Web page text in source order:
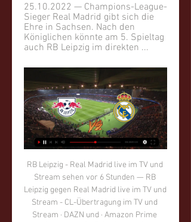
25.10.2022 — Champions-League-
Sieger Real Madrid gibt sich die
Ehre in Sachsen. Nach den
Königlichen könnte am 5. Spieltag
auch RB Leipzig im direkten ...
RB Leipzig - Real Madrid live im TV und Stream sehen vor 6 Stunden — RB Leipzig gegen Real Madrid live im TV und Stream - CL-Übertragung im TV und Stream · DAZN und · Amazon Prime Video statt. · DAZN zeigt dabei ...

RB Leipzig vs. Real Madrid live im TV und Stream vor 15 Stunden — So sehen Sie RB Leipzig gegen Real Madrid live im TV und Stream. RB Leipzig hat in der Champions League das womöglich schwerste Los gezogen.

Borussia Dortmund – FSV Mainz 05 LIVE dabei mit www.Liveticker.TV Beginnt jetzt das große Zittern? Fußball-Deutschland hat doch eigentlich nur darauf gewartet, dass Dortmund irgendwann in …

Abschlusstraining und PK: RB Leipzig vs. Real Madrid vor 14 Stunden — Das Training und die Medienrunde vor der Partie von RB Leipzig gegen Real Madrid | Verfolgt die wichtigen Termine live im Stream!

Die evangelische Johanneskirche Stadtkirche Düsseldorf ist eine offene Citykirche. Angebot und regelmäßige Öffnungszeiten richten sich an Menschen, die in der Stadt unterwegs sind und gerne mal wieder eine Kirche betreten möchten.

Fußball-Bundesliga-Aufstieger Wacker Innsbruck hat Tormann Hidajet Hankic verpflichtet. Der 23-Jährige kommt ablösefrei von Zweitligist Blau Weiß Linz und unterschrieb einen Einjahresvertrag mit Option, wie die Tiroler am Donnerstag mitteilten. Hankic absolvierte bisher 73 Spiele in der

St. Johann/W. Die SV Guntamatic Ried bestreitet am kommenden Donnerstag, dem 5. Oktober, ein Benefizspiel gegen den UFC Saiga Hans, der in seinem Team mit weiteren Kickern aus dem Bezirk Braunau antreten wird. Ankick ist um 16.30 Uhr auf dem Sportplatz der Union St. Johann am Walde. Der Erlös des

Ekstraklasa Frauen Polen Das neueste Ergebnis der Liga ist vom Spiel KPR Ruch Chorzow - KGHM Mertaco Zaglebie Lubin, 18:33 am 16.10.2019. Das nächste Ekstraklasa Frauen Spiel findet am 19.10.2019, 17:00 Uhr statt, KPR Kobierzyce ist zu Gast bei EKS Start Elblag.

8 01:56:27 1072 MNLA: TSV St. Otmar St. Gallen - GC Amicitia Zürich (08.09.2019 17:00) Download: Link Veröffentlichungsdatum: 08/09/2019 Folgen Sie uns Folgen Ähnliche Videos 02:09:35 SPL1: HSC Kreuzlingen - GC Amicitia Zürich (26.10.2019 16:00)

Berita Club Brugge - Dua laga tanpa. Link Live Streaming Liga Champions: Real Madrid Vs Club Brugge. Real Madrid akan menjamu Club Brugge di Santiago Bernabeu,. Club Brugge Vs LASK Linz 2-1. 08:49. Dunia 21 Agu 2019 10:20 VIDEO: Highlights Liga ChampioBuchen sie einen Termin mit Dr. Valentin Jaroschka, Pathologie. Auch Telefonnummer, Öffnungszeiten, Ausbildung, Auszeichnungen, Empfehlungen und Feedback.

RB Leipzig vs. Real Madrid live: Übertragung im TV, vor 16 Stunden — Das Hinspiel zwischen RB Leipzig und Real Madrid im Achtelfinale der Champions League wird von Amazon Prime Video im Livestream übertragen. DAZN ...

Deutschland dänemark u21 - can Diese Entscheidungen sind noch offen Noch zwei Spieltage, dann war es das auch schon wieder mit der Nations League. Kempf …

Unsere Projekte Jahrelange Leidenschaft in Bildern. Ob Film, Web, App oder Animation – jedes einzelne Projekt in unserer kleinen Galerie wurde mit viel Liebe zum Detail konzipiert, gestaltet und bis zur maximalen Zufriedenheit unserer Kunden geschliffen.

RB Leipzig - Real Übertragung: TV, Stream, Uhrzeit vor 23 Stunden — Red Bull Arena, Leipzig. Übertragung: Amazon Prime Video. Datum & Uhrzeit: Wann ist RB Leipzig gegen Real Madrid? In dieser Woche geht die ...

Heute Abend um 20.30 Uhr MESZ trifft die deutsche U19-Frauenfußball-Nationalelf in ihrem ersten Spiel der Eliterunde in Gruppe 1 auf die Republik Irland. Das Spiel wird im Live-Stream übertragen. Das Spiel …

Handball Damen: ATV Trofaiach SG – UHC Eggenburg. Mit diesem Sieg gegen den UHC Eggenburg konnte man sich eindrucksvoll für die 26 : 22 – Auswärtsniederlage revanchieren. Von Beginn an setzte man an diesem 09.12.2012 auf Tempo. Angetrieben über Spielmacherin Carina Edlinger wurden viele tolle Chancen herausgespielt und auch abgeschlossen.

Auch Kevin Moderer zu den Black Wings. Jetzt ist es fix: Nach Olivier Latendresse verlässt auch Kevin Moderer die 99ers in Richtung Linz. Der Stürmer hat bei den Black Wings bereits unterschrieben, die Oberösterreicher (stehen aktuell ja im EBEL-Halbfinale gegen Wien) wollen es allerdings erst nach der Saison offiziell machen.

Letzte Änderung am 11.01.2013 11:13:45 von [Unbekannter Nutzer] Link zu dieser Seite: http://sis-handball.at/Default.aspx?view=AlleSpiele&Liga.

Dieser Artikel beschreibt die A-Jugend Handball-Bundesliga 2018/19, zum Juniorinnenwettbewerb siehe A-Juniorinnen Handball-Bundesliga 2018/19.

ece-bulls Kapfenberg, Wiener Straße 35a – ece Einkaufs-Centrum. Die ece bulls sind eine einzigartige Bewegung, die in jeder einzelnen Familie der Region jemanden persönlich berührt. Wir sind ein Sportverein in Kapfenberg, der Basketball, Handball und Eishockey organisiert.

Der Berner war in Nashville während Jahren unterbezahlt.. Der EHC Biel triumphiert gegen Kantonsrivale SC Bern dank einem Treffer kurz vor Schluss.. Leben in Vegas, der Amoklauf – und eine Autofahrt; Kein Gegner soll sich mehr auf Kloten freuen

RB Leipzig – Real Madrid: Übertragung zur Champions vor 8 Stunden — RB Leipzig – Real Madrid: Übertragung zur Champions League im TV und Livestream Leipzig gegen Real übertragen. Auch auf Sky Austria wird die Partie zu sehen ...

Ausstellung unserer Überdachungen. Gerne können Sie sich vor Ort von unseren Systemen überzeugen. Erkunden Sie in aller Ruhe unsere verschiedenen Systeme, die Farben, die Möglichkeiten einer Sonderausstattung oder unsere diversen Markisen.

Der EV Zug beruhigt die Nerven nach dem Fehlstart in die Saison mit einem Sieg nach Penaltyschiessen gegen den HC Lugano. Für die Tessiner ist es der erste Punktgewinn der Saison.

Die Login-Seiten der Bank Austria werden verschlüsselt übertragen und beginnen daher mit https://. Kontrollieren Sie vor dem Login immer, ob als Inhaber des Sicherheitszertifikates "UniCredit Bank Austria AG" mit einem versperrten Sicherheitsschloss angezeigt wird.

RB Leipzig – Real Madrid: Übertragung im TV und vor 8 Stunden — Während in Deutschland Prime Video das Spiel zeigt, wird in Österreich DAZN die Begegnung Leipzig gegen Real übertragen. Auch auf Sky Austria ...

Live Ticker LA Galaxy II - Fresno FC D-2 Pro League - Statistiken, videos in echtzeit und LA Galaxy II - Fresno FC live ergebnis 13 Mai 2019.

GIESSEN 46ers 85:104 BG Göttingen | 16. Spieltag von BG Göttingen. Alle Termine im eigenen Kalender. Einmal hinzufügen. Immer aktuell. 100% kostenlos.

Die demografische Entwicklung in Österreich, welche sich grundsätzlich in einem steigenden Anteil der älteren und einem sinkenden Anteil der jüngeren Generation ausdrückt, hat ganz wesentliche Auswirkungen auf beinahe alle Bereiche des gesellschaftlichen Lebens.

Nach ersten Saison-Niederlagen haben Mainz 05 und der VfL Wolfsburg mit dem 0:0 Teilerfolge erzielt. Nun warten auf beide Clubs am Samstag harte Gegner. Mainz muss zum Tabellenletzten Schalke 04 und erwartet «Dampf im Kessel». Wolfsburg erwartet Mönchengladbach.

Die Panther wollen am heutigen Freitag um 19.30 Uhr gegen den Tabellenvierten Iserlohn Roosters den sechsten Sieg im sechsten Heimspiel feiern. Ein...

FRISCH AUF! Göppingen empfängt am Sonntag, den 03.11.19 um 16.00 Uhr den Bundesliga-Konkurrenten TBV Lemgo Lippe zum Bundesliga-Heimspiel in der EWS Arena. FRISCH AUF! hat vor der Nationalmannschaftspause einen wichtigen Punkt vom Auswärtsspiel beim Bergischen HC mitgebracht und damit seine Erfolgsserie auf 9:3 Punkte ausgebaut. Um den.

Sk Rapid Wien, Vienna,. Folge 8 ist online. Mit Daniel Mandl von abseits.at und dem # ASB habe ich über die (fehlende?). Dejan Ljubicic musste vorgestern beim Heimspiel des SK Rapid gegen Hartberg bereits nach knapp 50 Minuten vorzeitig ausgewechselt werden und stand die Befürchtung einer Bänderverletzung im Raum.

Überraschungsteam SC DHfK Leipzig möchte auch in Hannover (ab 19 Uhr LIVE im STREAM) Zählbares mitnehmen. Das Team von Christian Prokop kann mit einem Sieg bei den Niedersachsen seinen.

Der FC Bayern München muss im Hinspiel des Champions-League-Viertelfinals beim FC Sevilla ran. Die Spanier haben schon im Achtelfinale einen Top-Klub eliminiert. ran.de zeigt euch, wo ihr die Partie am Dienstag ab 20:15 Uhr live verfolgen könnt.

Sabine Lisicki und Mona Barthel halten beim WTA-Turnier in Miami die deutschen Fahnen hoch. Lisicki setzte sich souverän mit 6:3 und 6:2 gegen die Schwedin Sofia Arvidsson durch, Barthel siegte.

Champions League: RB Leipzig vs Real Madrid live im TV vor 17 Stunden — Ja! Amazon Prime Video übertragt die vollen 90 Minuten des Spiels RB Leipzig gegen Real Madrid live im Stream. Die Vorberichte starten um 20 Uhr ...

Clausthaler China-Woche steht bevor. Beleg dafür ist auch das China-Kompetenzzentrum der TU Clausthal. Gefördert vom Bundesforschungsministerium seit März 2018, ist es das Ziel, im Rahmen des wissenschaftlichen Austauschs insbesondere den Weg von Deutschland nach China stärker zu nutzen. Dabei bilden Studierende, Beschäftigte und Lehrende.

20 Euro sparen und schon heute Bayern – Liverpool live. Perfekt ist das schon für heute Abend: Bayern München und Liverpool treffen im Achtelfinal-Rückspiel der UEFA Champions League aufeinander. Ihr könnt das Spiel mit Sky Ticket im Livestream sehen und erhaltet 66 Prozent Rabatt. Normalerweise kostet das Ticket 29,99 Euro pro Monat.

Hier finden Sie alle Möglichkeiten, das Spiel VfL Wolfsburg gegen SC Paderborn 07 in der Bundesliga, 3. Spieltag 2019/20 LIVE als Internet-Stream oder im TV zu sehen (Das Spiel wurde bereits fix terminiert).

(1): Der Clube Recreativo da Caála war Tabellenführer, als die Saison 1975 nach 12 Spieltagen abgebrochen wurde. Grund war der unmöglich gewordene Spielbetrieb im Zusammenhang mit dem portugiesischen Kolonialkrieg, der nun in den vehement ausbrechenden angolanischen Bürgerkrieg …

RB Leipzig - Real Madrid: Übertragung der Champions - Ran vor 15 Stunden — RB Leipzig trifft im Achtelfinal-Hinspiel der Cha